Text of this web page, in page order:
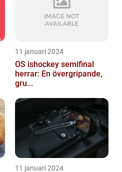
11 januari 2024
OS ishockey semifinal
herrar: En övergripande,
gru...
11 januari 2024